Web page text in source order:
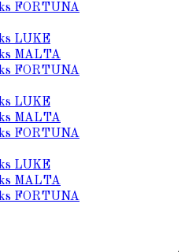
FORTUNA
LUKE
MALTA
FORTUNA
LUKE
MALTA
FORTUNA
LUKE
MALTA
FORTUNA